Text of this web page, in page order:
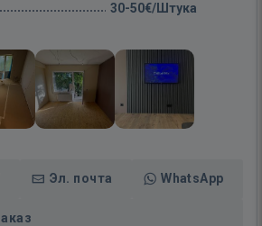
30-50€/Штука
Эл. почта WhatsApp